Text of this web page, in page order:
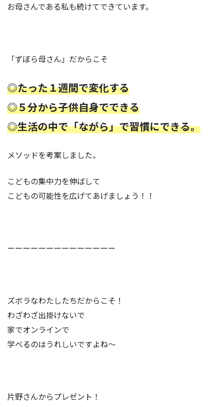
お母さんである私も続けてできています。
「ずぼら母さん」だからこそ
◎たった１週間で変化する
◎５分から子供自身でできる
◎生活の中で「ながら」で習慣にできる。
メソッドを考案しました。
こどもの集中力を伸ばして
こどもの可能性を広げてあげましょう！！
ーーーーーーーーーーーーーー
ズボラなわたしたちだからこそ！
わざわざ出掛けないで
家でオンラインで
学べるのはうれしいですよね～
片野さんからプレゼント！